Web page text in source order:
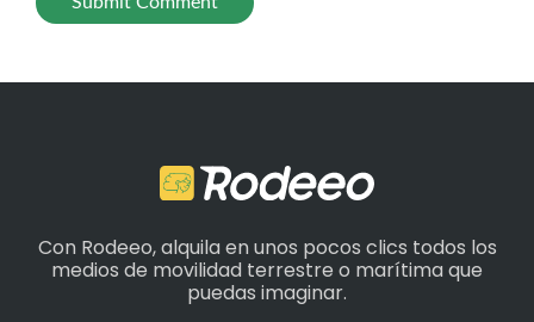
Con Rodeeo, alquila en unos pocos clics todos los
medios de movilidad terrestre o marítima que
puedas imaginar.